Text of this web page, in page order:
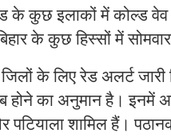
के कुछ इलाकों में कोल्ड वेव
के कुछ हिस्सों में
के लिए रेड अलर्ट
होने का अनुमान है। इनमें
पटियाला शामिल हैं।